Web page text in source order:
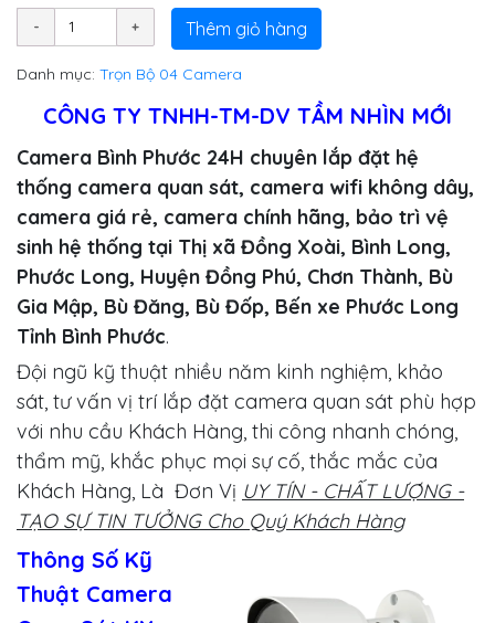
Thêm giỏ hàng
Danh mục: Trọn Bộ 04 Camera
CÔNG TY TNHH-TM-DV TẦM NHÌN MỚI
Camera Bình Phước 24H chuyên lắp đặt hệ
thống camera quan sát, camera wifi không dây,
camera giá rẻ, camera chính hãng, bảo trì vệ
sinh hệ thống tại Thị xã Đồng Xoài, Bình Long,
Phước Long, Huyện Đồng Phú, Chơn Thành, Bù
Gia Mập, Bù Đăng, Bù Đốp, Bến xe Phước Long
Tỉnh Bình Phước.
Đội ngũ kỹ thuật nhiều năm kinh nghiệm, khảo
sát, tư vấn vị trí lắp đặt camera quan sát phù hợp
với nhu cầu Khách Hàng, thi công nhanh chóng,
thẩm mỹ, khắc phục mọi sự cố, thắc mắc của
Khách Hàng, Là Đơn Vị UY TÍN - CHẤT LƯỢNG -
TẠO SỰ TIN TƯỞNG Cho Quý Khách Hàng
Thông Số Kỹ
Thuật Camera